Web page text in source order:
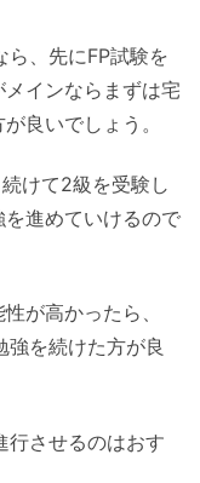
ら、先にFP試験を
インならまずは宅
良いでしょう。
けて2級を受験し
進めていけるので
が高かったら、
強を続けた方が良
行させるのはおす